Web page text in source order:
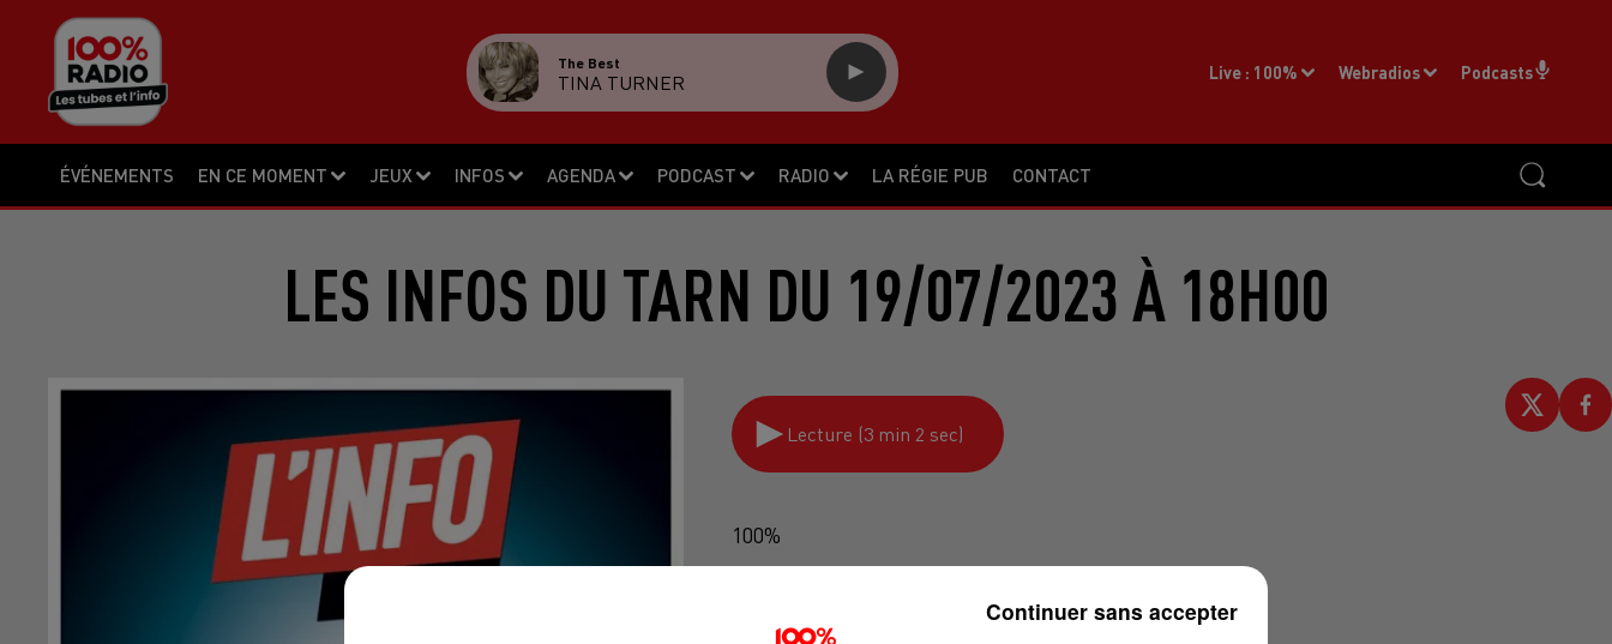
ÉVÉNEMENTS EN CE MOMENT JEUX INFOS AGENDA PODCAST RADIO LA RÉGIE PUB CONTACT
Live : 100% Webradios Podcasts
The Best
TINA TURNER
LES INFOS DU TARN DU 19/07/2023 À 18H00
Lecture (3 min 2 sec)
100%
Continuer sans accepter